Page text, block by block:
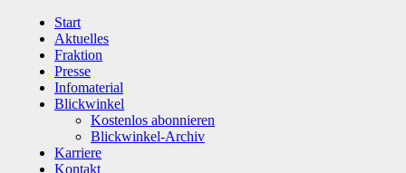
Start
Aktuelles
Fraktion
Presse
Infomaterial
Blickwinkel
Kostenlos abonnieren
Blickwinkel-Archiv
Karriere
Kontakt